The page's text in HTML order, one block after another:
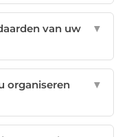
van uw
▼
organiseren
▼